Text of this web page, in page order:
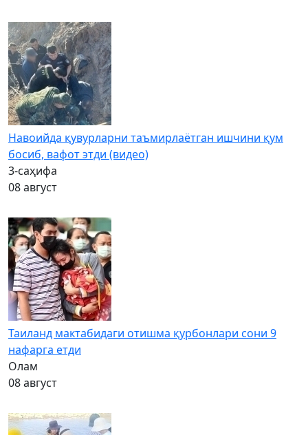
Навоийда қувурларни таъмирлаётган ишчини қум
босиб, вафот этди (видео)
3-саҳифа
08 август
Таиланд мактабидаги отишма қурбонлари сони 9
нафарга етди
Олам
08 август